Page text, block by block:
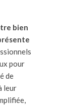
bien
pour
de
leur